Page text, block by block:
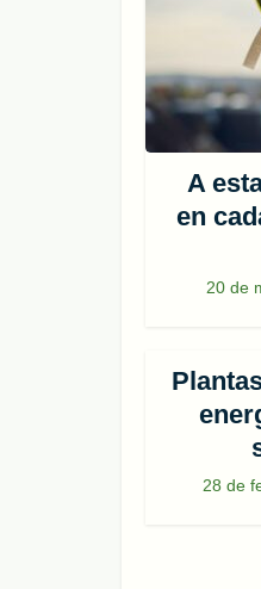
A
en
20 de
28 de